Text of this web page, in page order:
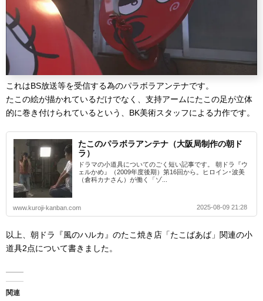
これはBS放送等を受信する為のパラボラアンテナです。
たこの絵が描かれているだけでなく、支持アームにたこの足が立体
的に巻き付けられているという、BK美術スタッフによる力作です。
たこのパラボラアンテナ（大阪局制作の朝ド
ラ）
ドラマの小道具についてのごく短い記事です。 朝ドラ『ウ
ェルかめ』（2009年度後期）第16回から。ヒロイン･波美
（倉科カナさん）が働く「ゾ...
www.kuroji-kanban.com 2025-08-09 21:28
以上、朝ドラ『風のハルカ』のたこ焼き店「たこばあば」関連の小
道具2点について書きました。
関連